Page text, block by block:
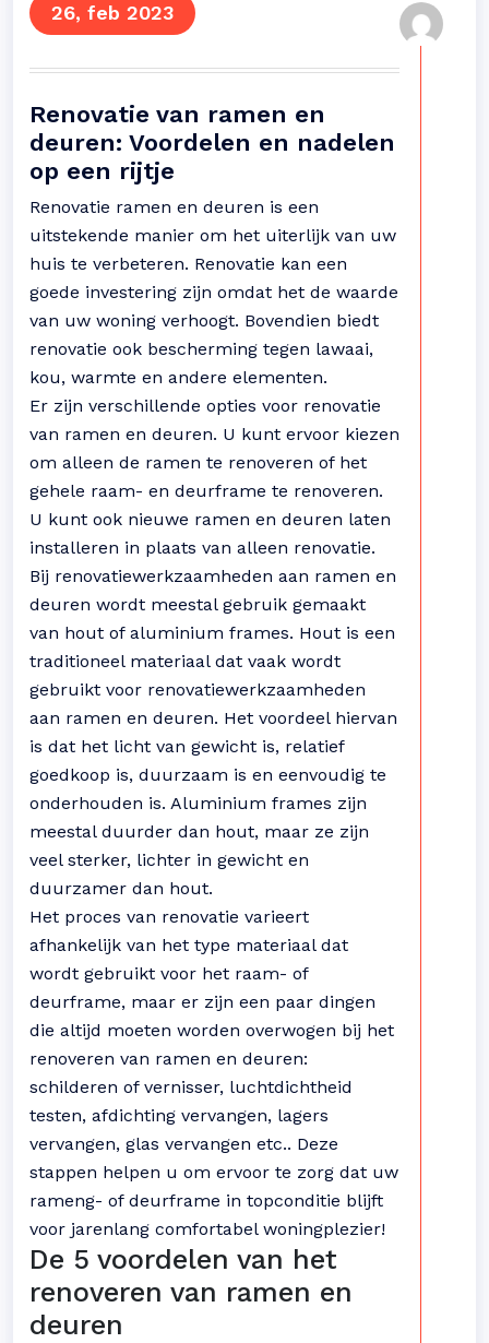
26, feb 2023
Renovatie van ramen en
deuren: Voordelen en nadelen
op een rijtje
Renovatie ramen en deuren is een
uitstekende manier om het uiterlijk van uw
huis te verbeteren. Renovatie kan een
goede investering zijn omdat het de waarde
van uw woning verhoogt. Bovendien biedt
renovatie ook bescherming tegen lawaai,
kou, warmte en andere elementen.
Er zijn verschillende opties voor renovatie
van ramen en deuren. U kunt ervoor kiezen
om alleen de ramen te renoveren of het
gehele raam- en deurframe te renoveren.
U kunt ook nieuwe ramen en deuren laten
installeren in plaats van alleen renovatie.
Bij renovatiewerkzaamheden aan ramen en
deuren wordt meestal gebruik gemaakt
van hout of aluminium frames. Hout is een
traditioneel materiaal dat vaak wordt
gebruikt voor renovatiewerkzaamheden
aan ramen en deuren. Het voordeel hiervan
is dat het licht van gewicht is, relatief
goedkoop is, duurzaam is en eenvoudig te
onderhouden is. Aluminium frames zijn
meestal duurder dan hout, maar ze zijn
veel sterker, lichter in gewicht en
duurzamer dan hout.
Het proces van renovatie varieert
afhankelijk van het type materiaal dat
wordt gebruikt voor het raam- of
deurframe, maar er zijn een paar dingen
die altijd moeten worden overwogen bij het
renoveren van ramen en deuren:
schilderen of vernisser, luchtdichtheid
testen, afdichting vervangen, lagers
vervangen, glas vervangen etc.. Deze
stappen helpen u om ervoor te zorg dat uw
rameng- of deurframe in topconditie blijft
voor jarenlang comfortabel woningplezier!
De 5 voordelen van het
renoveren van ramen en
deuren